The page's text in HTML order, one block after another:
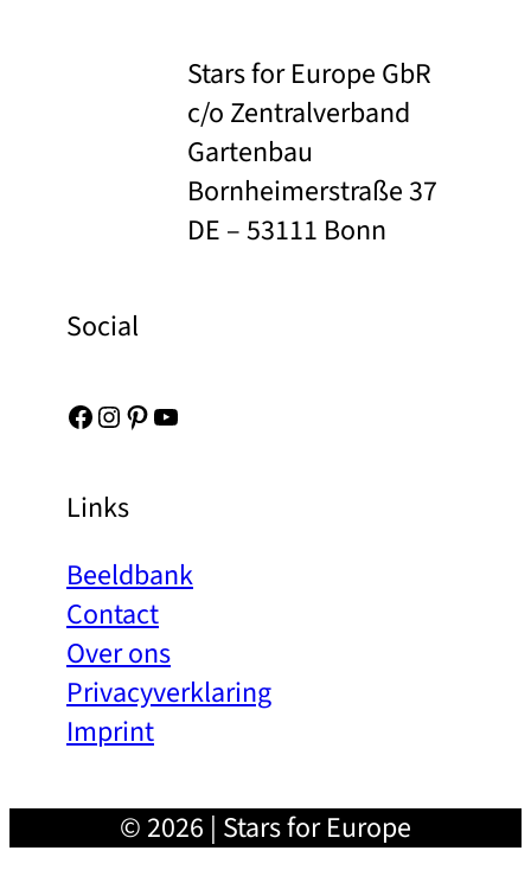
Stars for Europe GbR
c/o Zentralverband
Gartenbau
Bornheimerstraße 37
DE – 53111 Bonn
Social
Facebook Instagram Pinterest YouTube
Links
Beeldbank
Contact
Over ons
Privacyverklaring
Imprint
© 2026 | Stars for Europe